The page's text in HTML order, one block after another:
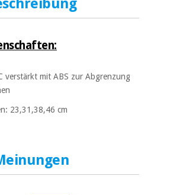
verstärkt mit ABS zur Abgrenzung
23,31,38,46 cm